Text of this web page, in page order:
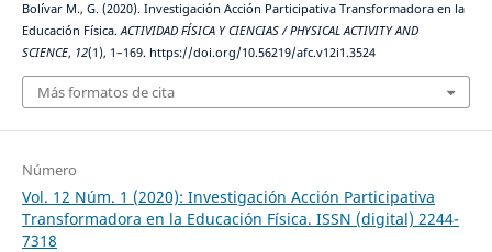
Bolívar M., G. (2020). Investigación Acción Participativa Transformadora en la
Educación Física.ACTIVIDAD FÍSICA Y CIENCIAS / PHYSICAL ACTIVITY AND
SCIENCE, 12(1), 1–169. https://doi.org/10.56219/afc.v12i1.3524
Más formatos de cita
Número
Vol. 12 Núm. 1 (2020): Investigación Acción Participativa
Transformadora en la Educación Física. ISSN (digital) 2244-
7318